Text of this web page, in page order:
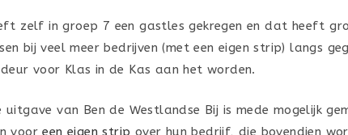
zelf in groep 7 een gastles gekregen en dat heeft
bij veel meer bedrijven (met een eigen strip) langs
voor Klas in de Kas aan het worden.
uitgave van Ben de Westlandse Bij is mede mogelijk
vooreen eigen strip over hun bedrijf, die bovendien